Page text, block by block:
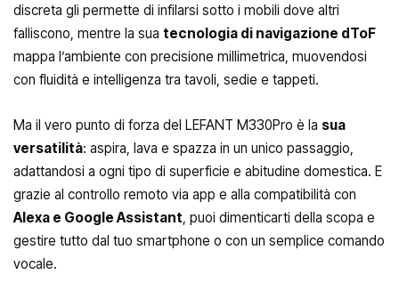
discreta gli permette di infilarsi sotto i mobili dove altri
falliscono, mentre la sua tecnologia di navigazione dToF
mappa l’ambiente con precisione millimetrica, muovendosi
con fluidità e intelligenza tra tavoli, sedie e tappeti.
Ma il vero punto di forza del LEFANT M330Pro è la sua
versatilità: aspira, lava e spazza in un unico passaggio,
adattandosi a ogni tipo di superficie e abitudine domestica. E
grazie al controllo remoto via app e alla compatibilità con
Alexa e Google Assistant, puoi dimenticarti della scopa e
gestire tutto dal tuo smartphone o con un semplice comando
vocale.